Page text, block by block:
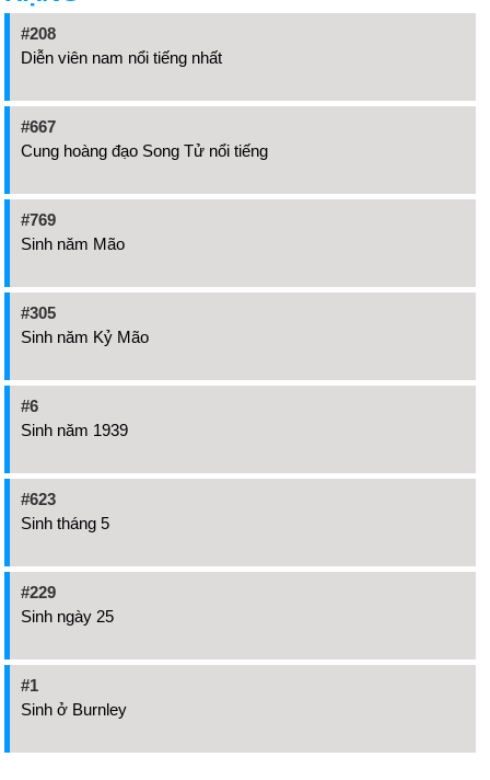
#208
Diễn viên nam nổi tiếng nhất
#667
Cung hoàng đạo Song Tử nổi tiếng
#769
Sinh năm Mão
#305
Sinh năm Kỷ Mão
#6
Sinh năm 1939
#623
Sinh tháng 5
#229
Sinh ngày 25
#1
Sinh ở Burnley